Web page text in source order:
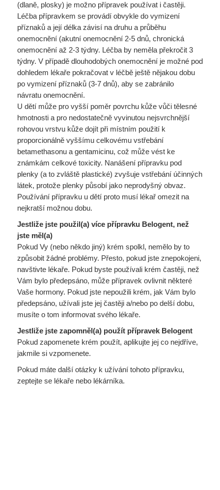
(dlaně, plosky) je možno přípravek používat i častěji.
Léčba přípravkem se provádí obvykle do vymizení
příznaků a její délka závisí na druhu a průběhu
onemocnění (akutní onemocnění 2-5 dnů, chronická
onemocnění až 2-3 týdny. Léčba by neměla překročit 3
týdny. V případě dlouhodobých onemocnění je možné pod
dohledem lékaře pokračovat v léčbě ještě nějakou dobu
po vymizení příznaků (3-7 dnů), aby se zabránilo
návratu onemocnění.
U dětí může pro vyšší poměr povrchu kůže vůči tělesné
hmotnosti a pro nedostatečně vyvinutou nejsvrchnější
rohovou vrstvu kůže dojít při místním použití k
proporcionálně vyššímu celkovému vstřebání
betamethasonu a gentamicinu, což může vést ke
známkám celkové toxicity. Nanášení přípravku pod
plenky (a to zvláště plastické) zvyšuje vstřebání účinných
látek, protože plenky působí jako neprodyšný obvaz.
Používání přípravku u dětí proto musí lékař omezit na
nejkratší možnou dobu.
Jestliže jste použil(a) více přípravku Belogent, než
jste měl(a)
Pokud Vy (nebo někdo jiný) krém spolkl, nemělo by to
způsobit žádné problémy. Přesto, pokud jste znepokojeni,
navštivte lékaře. Pokud byste používali krém častěji, než
Vám bylo předepsáno, může přípravek ovlivnit některé
Vaše hormony. Pokud jste nepoužili krém, jak Vám bylo
předepsáno, užívali jste jej častěji a/nebo po delší dobu,
musíte o tom informovat svého lékaře.
Jestliže jste zapomněl(a) použít přípravek Belogent
Pokud zapomenete krém použít, aplikujte jej co nejdříve,
jakmile si vzpomenete.
Pokud máte další otázky k užívání tohoto přípravku,
zeptejte se lékaře nebo lékárníka.